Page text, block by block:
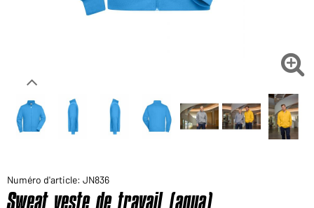
Voudriez-vous acheter des produits pour votre besoin

Numéro d'article: JN836
Sweat veste de travail (aqua)